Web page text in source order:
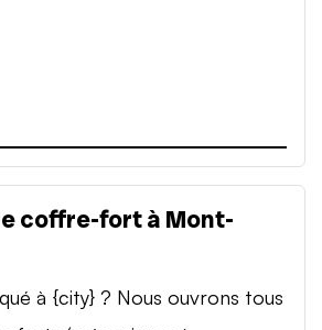
coffre-fort à Mont-
à {city} ? Nous ouvrons tous